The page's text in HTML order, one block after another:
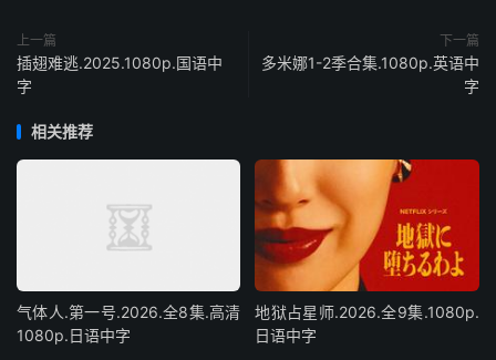
上一篇
插翅难逃.2025.1080p.国语中
字
下一篇
多米娜1-2季合集.1080p.英语中
字
相关推荐
气体人.第一号.2026.全8集.高清
1080p.日语中字
地狱占星师.2026.全9集.1080p.
日语中字